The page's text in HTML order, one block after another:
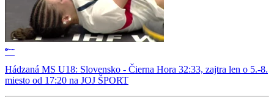
Hádzaná MS U18: Slovensko - Čierna Hora 32:33, zajtra len o 5.-8.
miesto od 17:20 na JOJ ŠPORT